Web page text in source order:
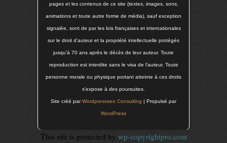
pages et les contenus de ce site (textes, images, sons,
animations et toute autre forme de média), sauf exception
signalée, sont de par les lois françaises et internationales
sur le droit d'auteur et la propriété intellectuelle protégés
jusqu'à 70 ans après le décès de leur auteur. Toute
reproduction est interdite sans le visa de l'auteur. Toute
personne morale ou physique portant atteinte à ces droits
s'expose à des poursuites.
Site créé parWordpressseo Consulting | Propulsé par
WordPress
This site is protected by wp-copyrightpro.com